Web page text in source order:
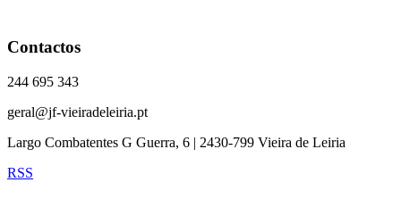
Contactos
244 695 343
geral@jf-vieiradeleiria.pt
Largo Combatentes G Guerra, 6 | 2430-799 Vieira de Leiria
RSS